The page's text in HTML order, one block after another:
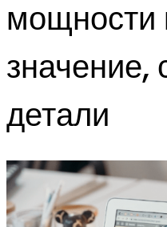
значение,
детали